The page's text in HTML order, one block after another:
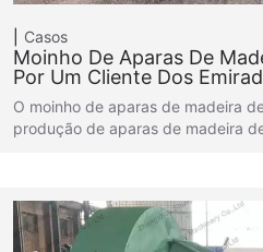
Casos
Moinho De Aparas De
Por Um Cliente Dos
O moinho de aparas de madeira
produção de aparas de madeira